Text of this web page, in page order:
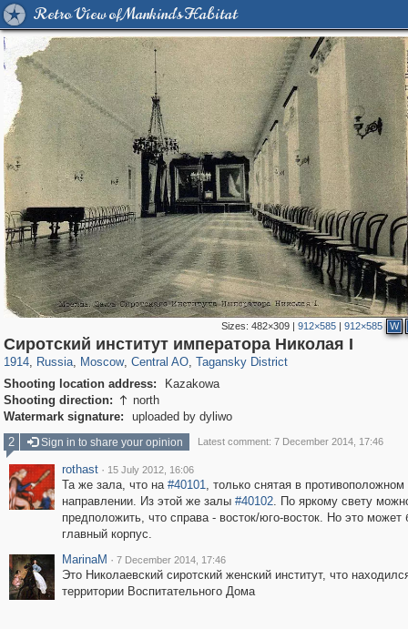
Retro View of Mankind's Habitat
Sizes: 482×309| 912×585| 912×585 W
Сиротский институт императора Николая I
1914, Russia
1,407,712 29,262
, Moscow
319,968 8,295
, Central AO
160,055 5,920
, Tagansky District
10,741 406
Shooting location address:
Kazakowa
Shooting direction:  north
Watermark signature:
uploaded by dyliwo
2
Sign in to share your opinion Latest comment: 7 December 2014, 17:46
rothast · 15 July 2012, 16:06
Та же зала, что на #40101, только снятая в противоположном
направлении. Из этой же залы #40102. По яркому свету
предположить, что справа - восток/юго-восток. Но это может
главный корпус.
MarinaM · 7 December 2014, 17:46
Это Николаевский сиротский женский институт, что
территории Воспитательного Дома